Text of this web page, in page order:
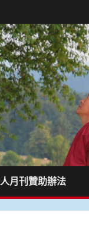
月刊贊助辦法